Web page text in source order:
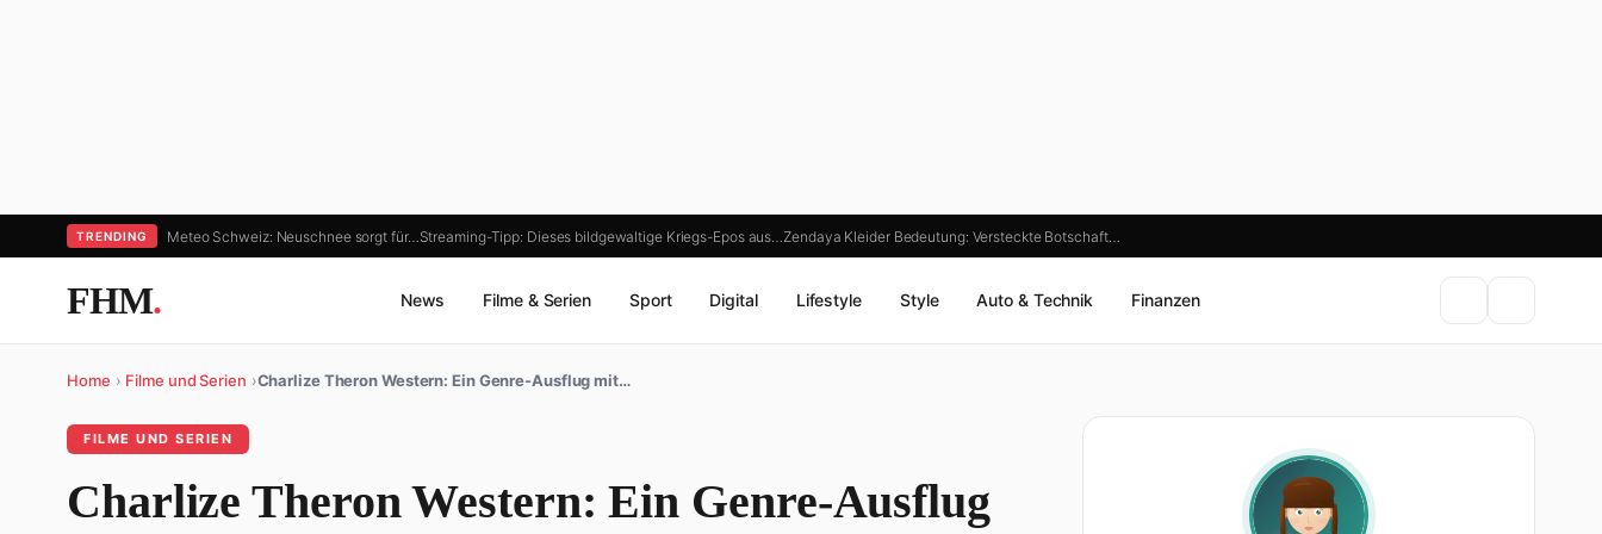
TRENDING Meteo Schweiz: Neuschnee sorgt für… Streaming-Tipp: Dieses bildgewaltige Kriegs-Epos aus…Zendaya Kleider Bedeutung: Versteckte Botschaft…
FHM. News Filme & Serien Sport Digital Lifestyle Style Auto & Technik Finanzen
Home › Filme und Serien ›Charlize Theron Western: Ein Genre-Ausflug mit…
FILME UND SERIEN
Charlize Theron Western: Ein Genre-Ausflug